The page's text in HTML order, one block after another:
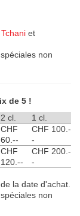
et
non
de 5 !
2 cl.
1 cl.
CHF
60.--
CHF 100.-
-
CHF
120.--
CHF 200.-
-
la date d'achat.
non